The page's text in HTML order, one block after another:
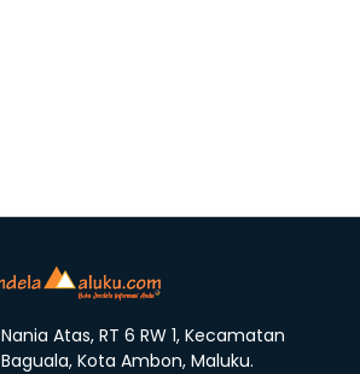
Nania Atas, RT 6 RW 1, Kecamatan
Baguala, Kota Ambon, Maluku.